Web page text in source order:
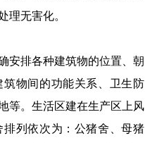
理无害化。
排各种建筑物的位置、朝
物间的功能关系、卫生防
等。生活区建在生产区上风
列依次为：公猪舍、母猪